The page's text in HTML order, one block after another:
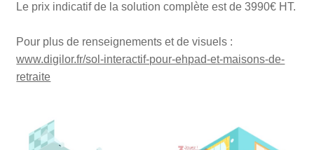
Le prix indicatif de la solution complète est de 3990€ HT.
Pour plus de renseignements et de visuels :
www.digilor.fr/sol-interactif-pour-ehpad-et-maisons-de-
retraite